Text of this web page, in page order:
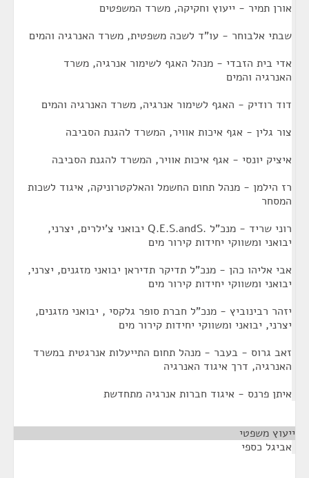
אורן תמיר - ייעוץ וחקיקה, משרד המשפטים
שבתי אלבוחר - עו"ד לשכה משפטית, משרד האנרגיה והמים
אדי בית הזבדי - מנהל האגף לשימור אנרגיה, משרד
האנרגיה והמים
דוד רודיק - האגף לשימור אנרגיה, משרד האנרגיה והמים
צור גלין - אגף איכות אוויר, המשרד להגנת הסביבה
איציק יונסי - אגף איכות אוויר, המשרד להגנת הסביבה
רז הילמן - מנהל תחום החשמל והאלקטרוניקה, איגוד לשכות
המסחר
רוני שריד - מנכ"ל .Q.E.S.andS יבואני צ'ילרים, יצרני,
יבואני ומשווקי יחידות קירור מים
אבי אליהו כהן - מנכ"ל תדיקר תדיראן יבואני מזגנים, יצרני,
יבואני ומשווקי יחידות קירור מים
יזהר רבינוביץ - מנכ"ל חברת סופר גלקסי , יבואני מזגנים,
יצרני, יבואני ומשווקי יחידות קירור מים
זאב גרוס - בעבר - מנהל תחום התייעלות אנרגטית במשרד
האנרגיה, דרך איגוד האנרגיה
איתן פרנס - איגוד חברות אנרגיה מתחדשת
ייעוץ משפטי
אביגל כספי